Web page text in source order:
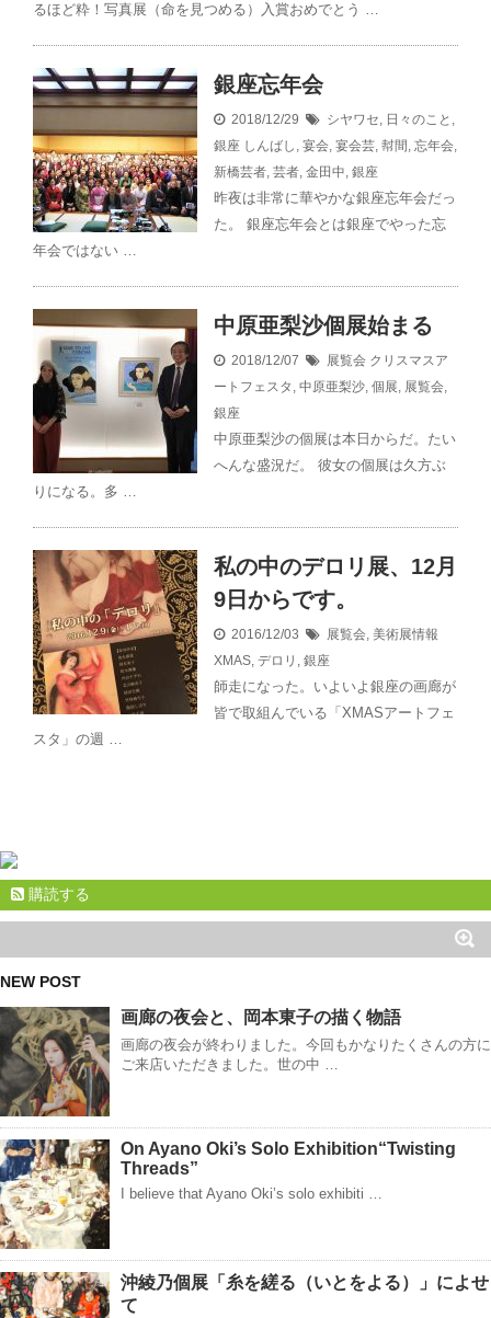
るほど粋！写真展（命を見つめる）入賞おめでとう …
銀座忘年会
2018/12/29 シヤワセ, 日々のこと ,
銀座 しんばし , 宴会, 宴会芸, 幇間 , 忘年会,
新橋芸者, 芸者, 金田中, 銀座
昨夜は非常に華やかな銀座忘年会だっ
た。 銀座忘年会とは銀座でやった忘
年会ではない …
中原亜梨沙個展始まる
2018/12/07 展覧会 クリスマスア
ートフェスタ , 中原亜梨沙, 個展, 展覧会,
銀座
中原亜梨沙の個展は本日からだ。たい
へんな盛況だ。 彼女の個展は久方ぶ
りになる。多 …
私の中のデロリ展、12月
9日からです。
2016/12/03 展覧会, 美術展情報
XMAS, デロリ , 銀座
師走になった。いよいよ銀座の画廊が
皆で取組んでいる「XMASアートフェ
スタ」の週 …
購読する
NEW POST
画廊の夜会と、岡本東子の描く物語
画廊の夜会が終わりました。今回もかなりたくさんの方に
ご来店いただきました。世の中 …
On Ayano Oki’s Solo Exhibition“Twisting
Threads”
I believe that Ayano Oki’s solo exhibiti …
沖綾乃個展「糸を縒る（いとをよる）」によせ
て